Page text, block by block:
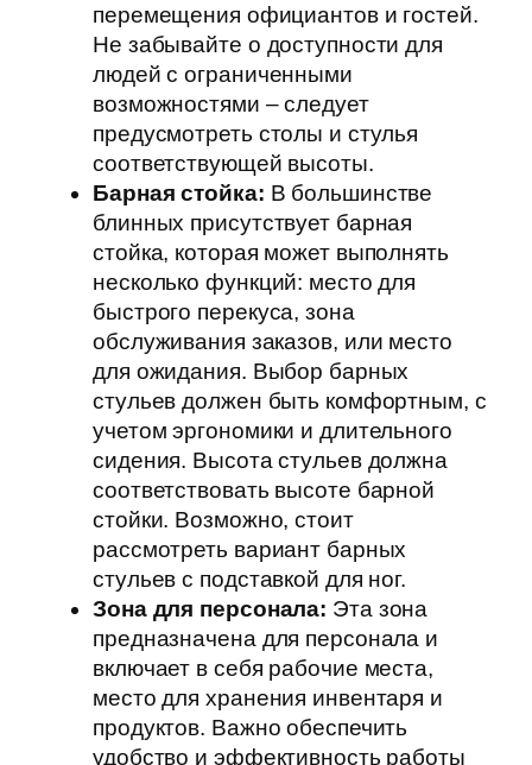
перемещения официантов и гостей.
Не забывайте о доступности для
людей с ограниченными
возможностями – следует
предусмотреть столы и стулья
соответствующей высоты.
Барная стойка: В большинстве
блинных присутствует барная
стойка, которая может выполнять
несколько функций: место для
быстрого перекуса, зона
обслуживания заказов, или место
для ожидания. Выбор барных
стульев должен быть комфортным, с
учетом эргономики и длительного
сидения. Высота стульев должна
соответствовать высоте барной
стойки. Возможно, стоит
рассмотреть вариант барных
стульев с подставкой для ног.
Зона для персонала: Эта зона
предназначена для персонала и
включает в себя рабочие места,
место для хранения инвентаря и
продуктов. Важно обеспечить
удобство и эффективность работы